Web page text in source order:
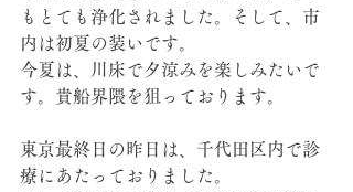
もとても浄化されました。そして、市
内は初夏の装いです。
今夏は、川床で夕涼みを楽しみたいで
す。貴船界隈を狙っております。
東京最終日の昨日は、千代田区内で診
療にあたっておりました。